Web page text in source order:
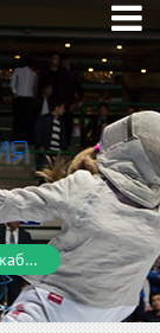
Личный кабинет